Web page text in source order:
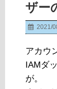
ザー
2021/
アカウ
IAMダ
が。